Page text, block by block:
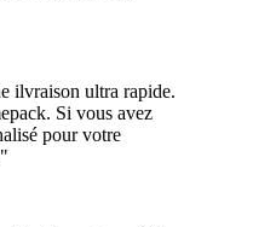
ilvraison ultra rapide.
Si vous avez
pour votre